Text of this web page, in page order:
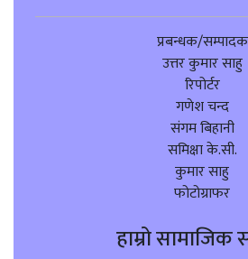
प्रबन्धक/सम्पादक
उत्तर कुमार साहु
रिपोर्टर
गणेश चन्द
संगम बिहानी
समिक्षा के.सी.
कुमार साहु
फोटोग्राफर
हाम्रो